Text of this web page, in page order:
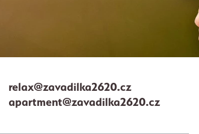
relax@zavadilka2620.cz
apartment@zavadilka2620.cz